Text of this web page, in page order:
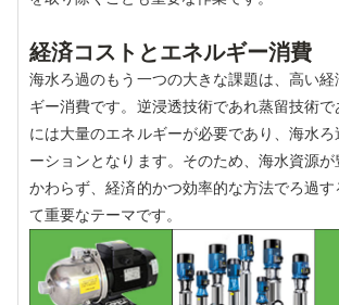
経済コストとエネルギー消費
海水ろ過のもう一つの大きな課題は、高い
ギー消費です。逆浸透技術であれ蒸留技術
には大量のエネルギーが必要であり、海水ろ
ーションとなります。そのため、海水資源
かわらず、経済的かつ効率的な方法でろ過す
て重要なテーマです。